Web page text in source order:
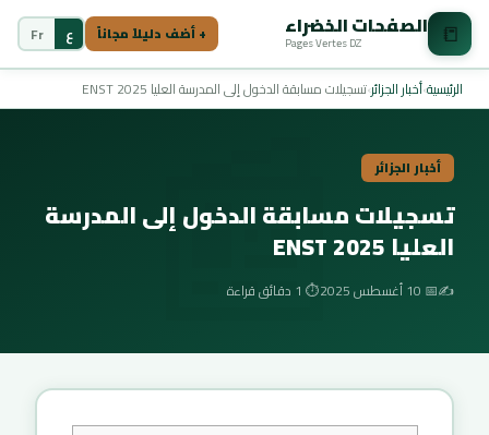
📒 الصفحات الخضراء
Pages Vertes DZ + أضف دليلاً مجاناً ع Fr
الرئيسية›أخبار الجزائر›تسجيلات مسابقة الدخول إلى المدرسة العليا 2025 ENST
📰 أخبار الجزائر
تسجيلات مسابقة الدخول إلى المدرسة
العليا 2025 ENST
✍️📅 10 أغسطس 2025 ⏱️ 1 دقائق قراءة